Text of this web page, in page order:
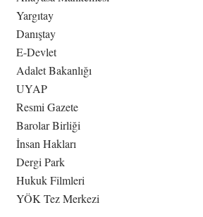
Yargıtay
Danıştay
E-Devlet
Adalet Bakanlığı
UYAP
Resmi Gazete
Barolar Birliği
İnsan Hakları
Dergi Park
Hukuk Filmleri
YÖK Tez Merkezi